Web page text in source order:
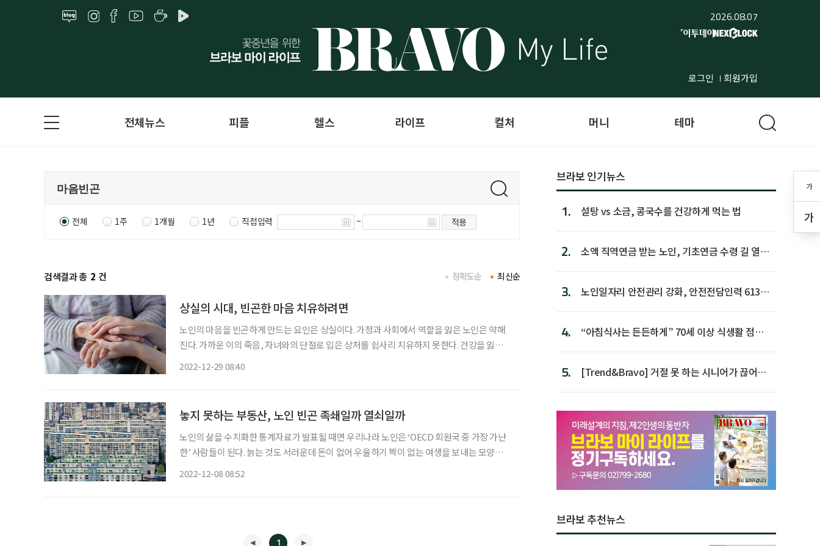
2026.08.07
로그인 회원가입
가
가
전체뉴스 피플 헬스 라이프 컬처 머니 테마
전체 1주 1개월 1년 직접입력 ~ 적용
검색결과 총 2 건 최신순
정확도순
상실의 시대, 빈곤한 마음 치유하려면
노인의 마음을 빈곤하게 만드는 요인은 상실이다. 가정과 사회에서 역할을 잃은 노인은 약해
진다. 가까운 이의 죽음, 자녀와의 단절로 입은 상처를 쉽사리 치유하지 못한다. 건강을 잃을
2022-12-29 08:40
놓지 못하는 부동산, 노인 빈곤 족쇄일까 열쇠일까
노인의 삶을 수치화한 통계자료가 발표될 때면 우리나라 노인은 ‘OECD 회원국 중 가장 가난
한’ 사람들이 된다. 늙는 것도 서러운데 돈이 없어 우울하기 짝이 없는 여생을 보내는 모양새
2022-12-08 08:52
1
브라보 인기뉴스
1. 설탕 vs 소금, 콩국수를 건강하게 먹는 법
2.
소액 직역연금 받는 노인, 기초연금 수령 길 열린
3.
노인일자리 안전관리 강화, 안전전담인력 613명
4.
“아침식사는 든든하게” 70세 이상 식생활 점수
5.
[Trend&Bravo] 거절 못 하는 시니어가 끊어야
브라보 추천뉴스